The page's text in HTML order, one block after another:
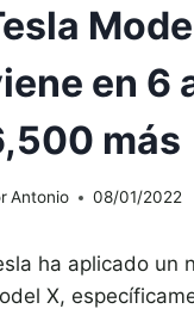
en 6
más
Antonio 08/01/2022
ha aplicado un
X,